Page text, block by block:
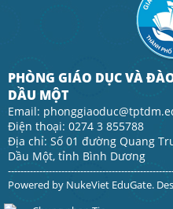
PHÒNG GIÁO DỤC VÀ
DẦU MỘT
Email:
Điện thoại: 0274 3 855788
Địa chỉ: Số 01 đường Quang
Dầu Một, tỉnh Bình Dương
Powered by NukeViet EduGate.